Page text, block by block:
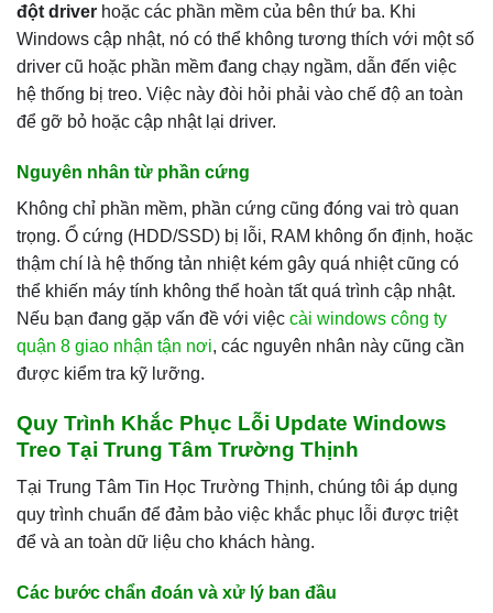
đột driver hoặc các phần mềm của bên thứ ba. Khi
Windows cập nhật, nó có thể không tương thích với một số
driver cũ hoặc phần mềm đang chạy ngầm, dẫn đến việc
hệ thống bị treo. Việc này đòi hỏi phải vào chế độ an toàn
để gỡ bỏ hoặc cập nhật lại driver.
Nguyên nhân từ phần cứng
Không chỉ phần mềm, phần cứng cũng đóng vai trò quan
trọng. Ổ cứng (HDD/SSD) bị lỗi, RAM không ổn định, hoặc
thậm chí là hệ thống tản nhiệt kém gây quá nhiệt cũng có
thể khiến máy tính không thể hoàn tất quá trình cập nhật.
Nếu bạn đang gặp vấn đề với việc cài windows công ty
quận 8 giao nhận tận nơi, các nguyên nhân này cũng cần
được kiểm tra kỹ lưỡng.
Quy Trình Khắc Phục Lỗi Update Windows
Treo Tại Trung Tâm Trường Thịnh
Tại Trung Tâm Tin Học Trường Thịnh, chúng tôi áp dụng
quy trình chuẩn để đảm bảo việc khắc phục lỗi được triệt
để và an toàn dữ liệu cho khách hàng.
Các bước chẩn đoán và xử lý ban đầu